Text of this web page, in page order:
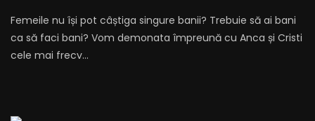
Femeile nu își pot câștiga singure banii? Trebuie să ai bani
ca să faci bani? Vom demonata împreună cu Anca și Cristi
cele mai frecv...